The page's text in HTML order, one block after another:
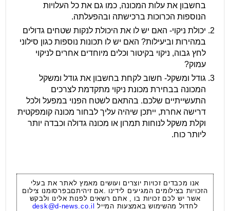
בחשבון את עלות המכונה, כמו גם את כל העלויות
הנוספות הכרוכות ברכישתה ובהפעלתה.
יכולת ניקוי- האם יש לו את היכולת לנקות שטחים גדולים
במהירות וביעילות? האם יש לו תכונות נוספות כגון סילוני
לחץ גבוה, ניקוי בקיטור וכלים מיוחדים אחרים לניקוי
עמוק?
גודל ומשקל- חשוב לקחת בחשבון את גודל ומשקל
המכונה בבחירת מכונת ניקוי מתקדמת לצרכים
התעשייתיים שלכם. בהתאם לשטח הפנוי במפעל ולכל
דרישה אחרת, ייתכן שיהיה עליך לבחור מכונה קומפקטית
וקלת משקל לנוחות תמרון או מכונה גדולה וכבדה יותר
ליותר כוח.
אנו מכבדים זכויות יוצרים ועושים מאמץ לאתר את בעלי
הזכויות בצילומים המגיעים לידינו .אם זיהיתםבפרסומנו צילום
אשר יש לכם זכויות בו , אתם רשאים לפנות אלינו ולבקש
לחדול מהשימוש באמצעות המייל
desk@d-news.co.il